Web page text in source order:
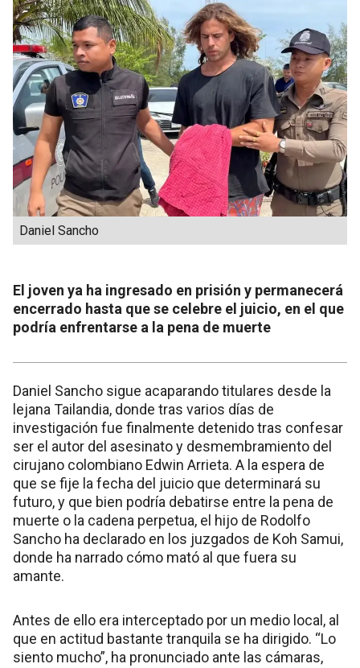
Daniel Sancho
El joven ya ha ingresado en prisión y permanecerá
encerrado hasta que se celebre el juicio, en el que
podría enfrentarse a la pena de muerte
Daniel Sancho sigue acaparando titulares desde la
lejana Tailandia, donde tras varios días de
investigación fue finalmente detenido tras confesar
ser el autor del asesinato y desmembramiento del
cirujano colombiano Edwin Arrieta. A la espera de
que se fije la fecha del juicio que determinará su
futuro, y que bien podría debatirse entre la pena de
muerte o la cadena perpetua, el hijo de Rodolfo
Sancho ha declarado en los juzgados de Koh Samui,
donde ha narrado cómo mató al que fuera su
amante.
Antes de ello era interceptado por un medio local, al
que en actitud bastante tranquila se ha dirigido. “Lo
siento mucho”, ha pronunciado ante las cámaras,